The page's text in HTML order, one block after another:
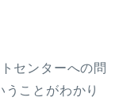
センターへの問
ことがわかり